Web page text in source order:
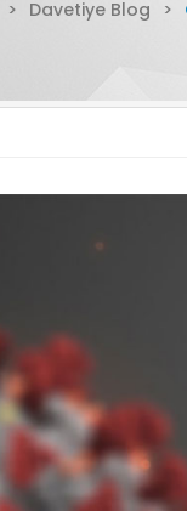
> Davetiye Blog >